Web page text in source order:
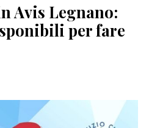
Avis Legnano:
per fare